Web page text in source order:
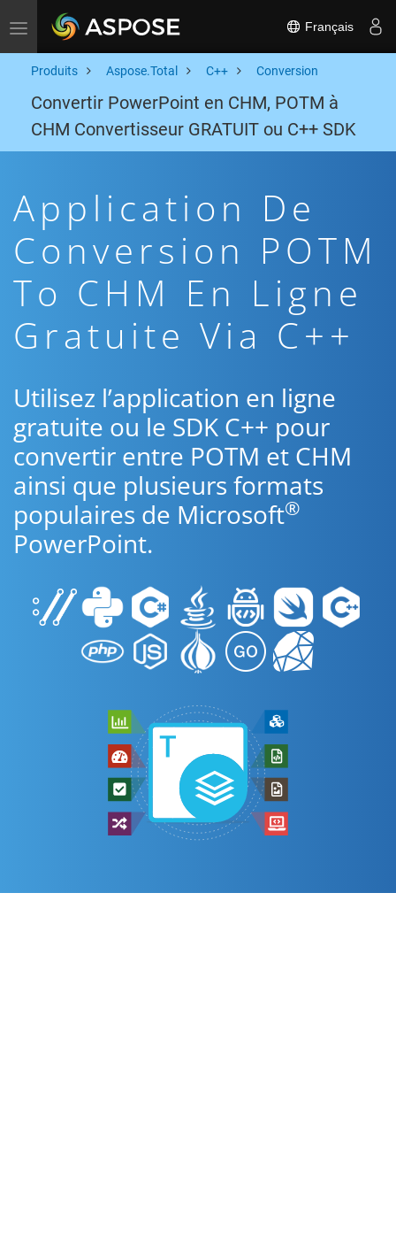
Toggle navigation Français
Produits Aspose.Total C++ Conversion
Convertir PowerPoint en CHM, POTM à
CHM Convertisseur GRATUIT ou C++ SDK
Application De
Conversion POTM
To CHM En Ligne
Gratuite Via C++
Utilisez l’application en ligne
gratuite ou le SDK C++ pour
convertir entre POTM et CHM
ainsi que plusieurs formats
populaires de Microsoft®
PowerPoint.